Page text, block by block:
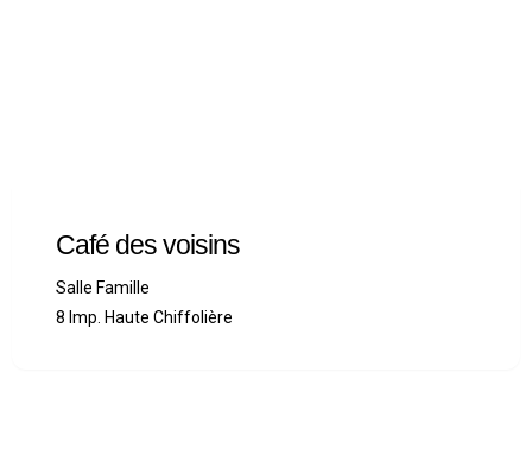
Café des voisins
Salle Famille
8 Imp. Haute Chiffolière